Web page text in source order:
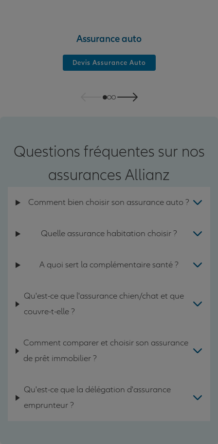
Assurance auto
Devis Assurance Auto
Questions fréquentes sur nos
assurances Allianz
Comment bien choisir son assurance auto ?
Quelle assurance habitation choisir ?
A quoi sert la complémentaire santé ?
Qu'est-ce que l'assurance chien/chat et que
couvre-t-elle ?
Comment comparer et choisir son assurance
de prêt immobilier ?
Qu'est-ce que la délégation d'assurance
emprunteur ?